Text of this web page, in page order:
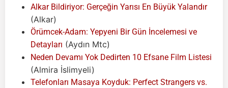
Alkar Bildiriyor: Gerçeğin Yarısı En Büyük Yalandır
(Alkar)
Örümcek-Adam: Yepyeni Bir Gün İncelemesi ve
Detayları (Aydın Mtc)
Neden Devamı Yok Dedirten 10 Efsane Film Listesi
(Almira İslimyeli)
Telefonları Masaya Koyduk: Perfect Strangers vs.